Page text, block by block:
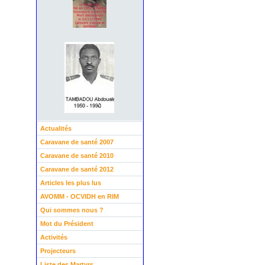
Actualités
Caravane de santé 2007
Caravane de santé 2010
Caravane de santé 2012
Articles les plus lus
AVOMM - OCVIDH en RIM
Qui sommes nous ?
Mot du Président
Activités
Projecteurs